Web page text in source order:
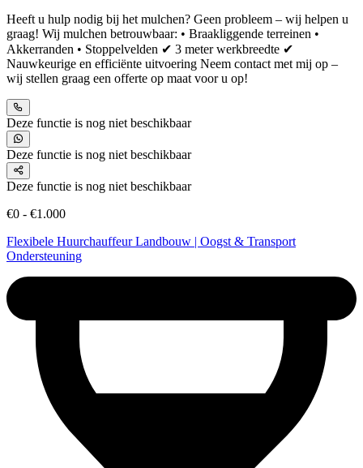
Heeft u hulp nodig bij het mulchen? Geen probleem – wij helpen u
graag! Wij mulchen betrouwbaar: • Braakliggende terreinen •
Akkerranden • Stoppelvelden ✔ 3 meter werkbreedte ✔
Nauwkeurige en efficiënte uitvoering Neem contact met mij op –
wij stellen graag een offerte op maat voor u op!
Deze functie is nog niet beschikbaar
Deze functie is nog niet beschikbaar
Deze functie is nog niet beschikbaar
€0 - €1.000
Flexibele Huurchauffeur Landbouw | Oogst & Transport
Ondersteuning